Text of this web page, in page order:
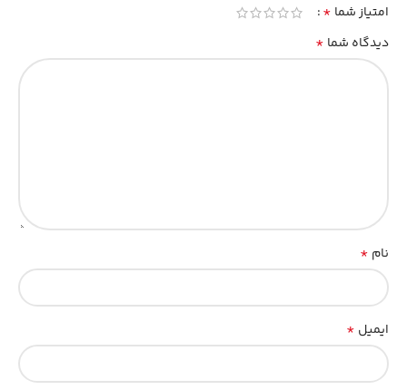
امتیاز شما *
دیدگاه شما *
نام *
ایمیل *